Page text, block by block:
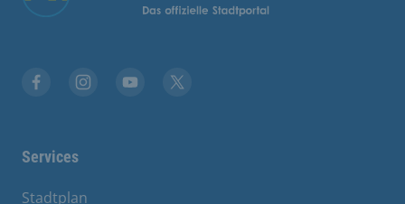
Services
Stadtplan